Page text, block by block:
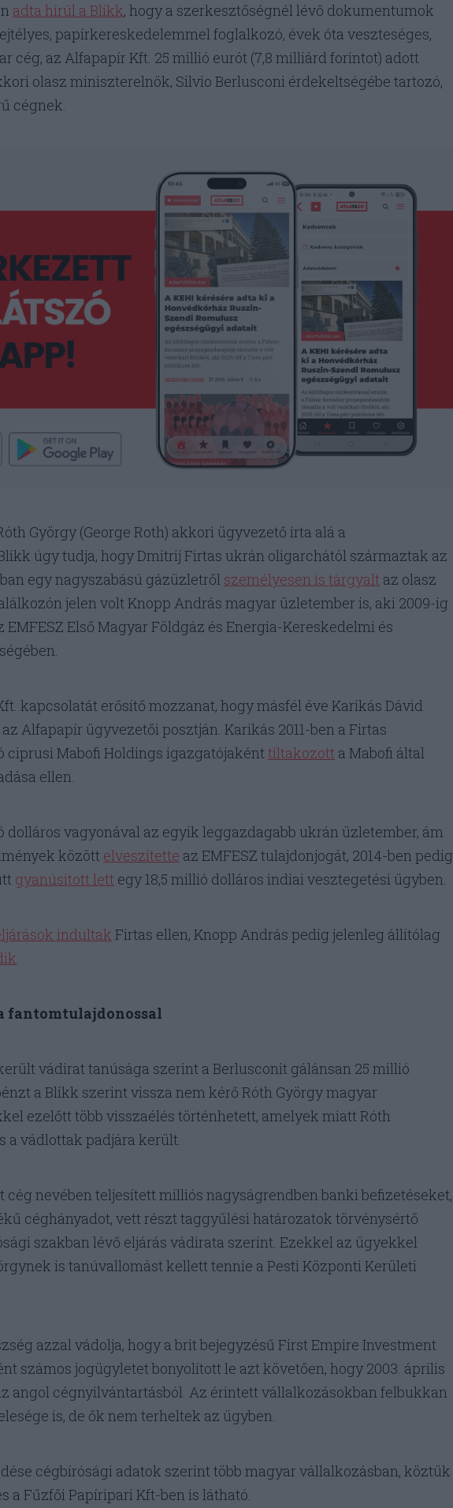
adta hírül a Blikk, hogy a szerkesztőségnél lévő dokumentumok
papírkereskedelemmel foglalkozó, évek óta veszteséges,
cég, az Alfapapír Kft. 25 millió eurót (7,8 milliárd forintot) adott
olasz miniszterelnök, Silvio Berlusconi érdekeltségébe tartozó,
cégnek.
György (George Roth) akkori ügyvezető írta alá a
úgy tudja, hogy Dmitrij Firtas ukrán oligarchától származtak az
egy nagyszabású gázüzletről személyesen is tárgyalt az olasz
jelen volt Knopp András magyar üzletember is, aki 2009-ig
Első Magyar Földgáz és Energia-Kereskedelmi és
kapcsolatát erősítő mozzanat, hogy másfél éve Karikás Dávid
Alfapapír ügyvezetői posztján. Karikás 2011-ben a Firtas
ciprusi Mabofi Holdings igazgatójakénttiltakozott a Mabofi által
ellen.
dolláros vagyonával az egyik leggazdagabb ukrán üzletember, ám
között elveszítette az EMFESZ tulajdonjogát, 2014-ben pedig
gyanúsított lett egy 18,5 millió dolláros indiai vesztegetési ügyben.
indultak Firtas ellen, Knopp András pedig jelenleg állítólag
.
fantomtulajdonossal
vádirat tanúsága szerint a Berlusconit gálánsan 25 millió
a Blikk szerint vissza nem kérő Róth György magyar
ezelőtt több visszaélés történhetett, amelyek miatt Róth
a vádlottak padjára került.
cég nevében teljesített milliós nagyságrendben banki befizetéseket,
céghányadot, vett részt taggyűlési határozatok törvénysértő
szakban lévő eljárás vádirata szerint. Ezekkel az ügyekkel
is tanúvallomást kellett tennie a Pesti Központi Kerületi
azzal vádolja, hogy a brit bejegyzésű First Empire Investment
számos jogügyletet bonyolított le azt követően, hogy 2003. április
angol cégnyilvántartásból. Az érintett vállalkozásokban felbukkan
is, de ők nem terheltek az ügyben.
cégbírósági adatok szerint több magyar vállalkozásban, köztük
a Fűzfői Papíripari Kft-ben is látható.